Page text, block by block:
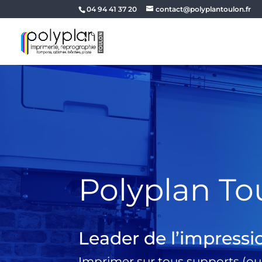
04 94 41 37 20 contact@polyplantoulon.fr
Polyplan
Leader de